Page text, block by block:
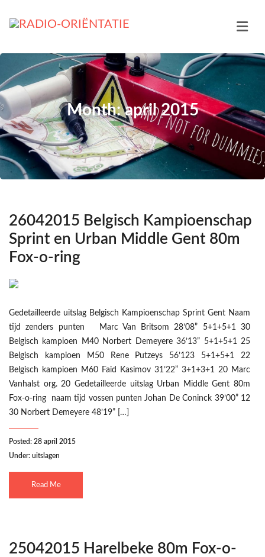
Month: april 2015
26042015 Belgisch Kampioenschap
Sprint en Urban Middle Gent 80m
Fox-o-ring
Gedetailleerde uitslag Belgisch Kampioenschap Sprint Gent Naam
tijd zenders punten Marc Van Britsom 28’08” 5+1+5+1 30
Belgisch kampioen M40 Norbert Demeyere 36’13” 5+1+5+1 25
Belgisch kampioen M50 Rene Putzeys 56’123 5+1+5+1 22
Belgisch kampioen M60 Faid Kasimov 31’22” 3+1+3+1 20 Marc
Vanhalst org. 20 Gedetailleerde uitslag Urban Middle Gent 80m
Fox-o-ring naam tijd vossen punten Johan De Coninck 39’00” 12
30 Norbert Demeyere 48’19” […]
Posted: 28 april 2015
Under: uitslagen
Read Me
25042015 Harelbeke 80m Fox-o-